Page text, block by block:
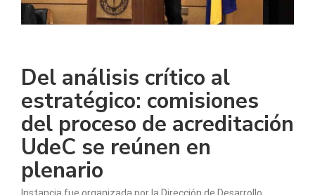
Del análisis crítico al
estratégico: comisiones
del proceso de acreditación
UdeC se reúnen en
plenario